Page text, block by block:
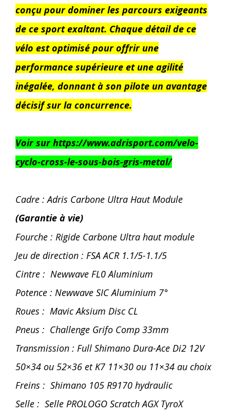
conçu pour dominer les parcours exigeants
de ce sport exaltant. Chaque détail de ce
vélo est optimisé pour offrir une
performance supérieure et une agilité
inégalée, donnant à son pilote un avantage
décisif sur la concurrence.
Voir sur https://www.adrisport.com/velo-
cyclo-cross-le-sous-bois-gris-metal/
Cadre : Adris Carbone Ultra Haut Module
(Garantie à vie)
Fourche : Rigide Carbone Ultra haut module
Jeu de direction : FSA ACR 1.1/5-1.1/5
Cintre : Newwave FL0 Aluminium
Potence : Newwave SIC Aluminium 7°
Roues : Mavic Aksium Disc CL
Pneus : Challenge Grifo Comp 33mm
Transmission : Full Shimano Dura-Ace Di2 12V
50×34 ou 52×36 et K7 11×30 ou 11×34 au choix
Freins : Shimano 105 R9170 hydraulic
Selle : Selle PROLOGO Scratch AGX TyroX